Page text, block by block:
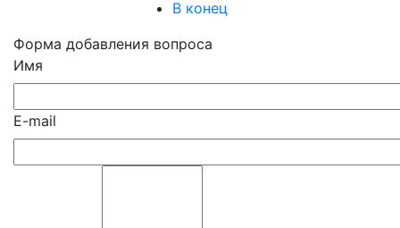
В конец
Форма добавления вопроса
Имя
E-mail